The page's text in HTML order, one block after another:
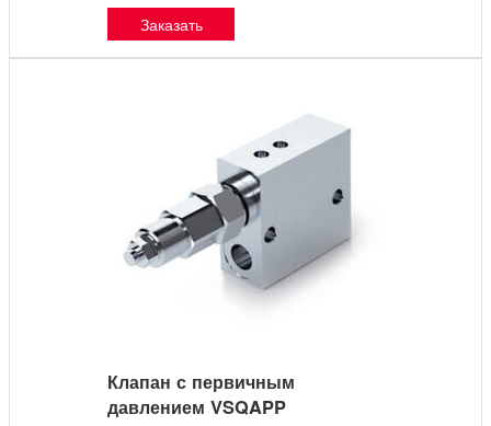
Заказать
Клапан с первичным
давлением VSQAPP